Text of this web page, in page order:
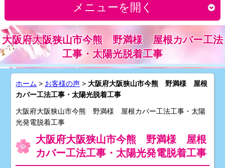
メニューを開く
大阪府大阪狭山市今熊 野満様 屋根カバー工法
工事・太陽光脱着工事
ホーム > お客様の声 >大阪府大阪狭山市今熊 野満様 屋根
カバー工法工事・太陽光脱着工事
大阪府大阪狭山市今熊 野満様 屋根カバー工法工事・太陽
光発電脱着工事
大阪府大阪狭山市今熊 野満様 屋根
カバー工法工事・太陽光発電脱着工事